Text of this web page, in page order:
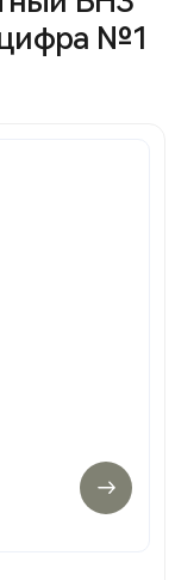
цифра №1